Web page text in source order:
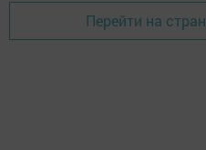
Перейти на